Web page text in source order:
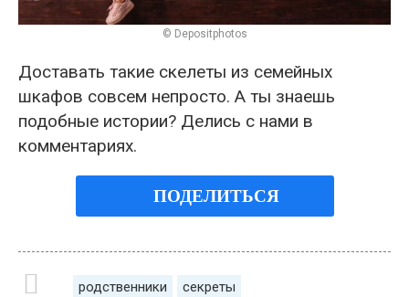
© Depositphotos
Доставать такие скелеты из семейных
шкафов совсем непросто. А ты знаешь
подобные истории? Делись с нами в
комментариях.
ПОДЕЛИТЬСЯ
родственники секреты